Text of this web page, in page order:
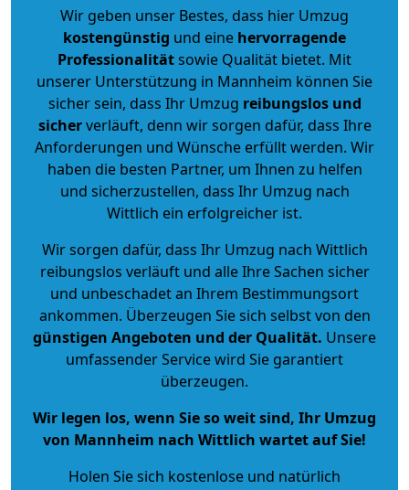
Wir geben unser Bestes, dass hier Umzug
kostengünstig und eine hervorragende
Professionalitätsowie Qualität bietet. Mit
unserer Unterstützung in Mannheim können Sie
sicher sein, dass Ihr Umzug reibungslos und
sicherverläuft, denn wir sorgen dafür, dass Ihre
Anforderungen und Wünsche erfüllt werden. Wir
haben die besten Partner, um Ihnen zu helfen
und sicherzustellen, dass Ihr Umzug nach
Wittlich ein erfolgreicher ist.
Wir sorgen dafür, dass Ihr Umzug nach Wittlich
reibungslos verläuft und alle Ihre Sachen sicher
und unbeschadet an Ihrem Bestimmungsort
ankommen. Überzeugen Sie sich selbst von den
günstigen Angeboten und der Qualität. Unsere
umfassender Service wird Sie garantiert
überzeugen.
Wir legen los, wenn Sie so weit sind, Ihr Umzug
von Mannheim nach Wittlich wartet auf Sie!
Holen Sie sich kostenlose und natürlich